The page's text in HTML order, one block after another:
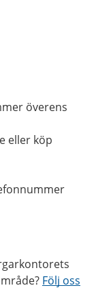
överens
eller köp
Följ oss